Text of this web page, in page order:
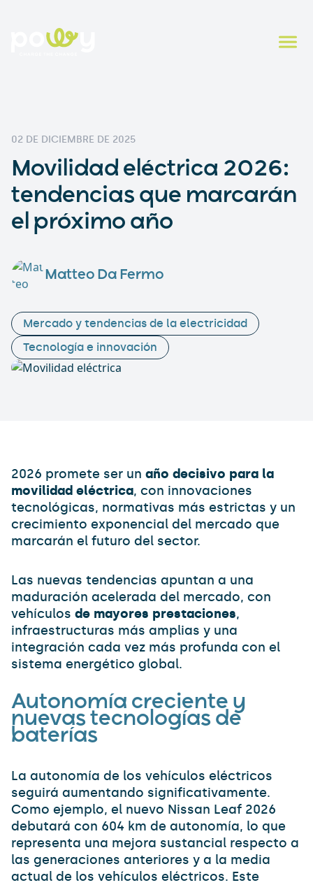
02 DE DICIEMBRE DE 2025
Movilidad eléctrica 2026:
tendencias que marcarán
el próximo año
Matteo Da Fermo
Mercado y tendencias de la electricidad
Tecnología e innovación
2026 promete ser un año decisivo para la
movilidad eléctrica, con innovaciones
tecnológicas, normativas más estrictas y un
crecimiento exponencial del mercado que
marcarán el futuro del sector.
Las nuevas tendencias apuntan a una
maduración acelerada del mercado, con
vehículos de mayores prestaciones,
infraestructuras más amplias y una
integración cada vez más profunda con el
sistema energético global.
Autonomía creciente y
nuevas tecnologías de
baterías
La autonomía de los vehículos eléctricos
seguirá aumentando significativamente.
Como ejemplo, el nuevo Nissan Leaf 2026
debutará con 604 km de autonomía, lo que
representa una mejora sustancial respecto a
las generaciones anteriores y a la media
actual de los vehículos eléctricos. Este